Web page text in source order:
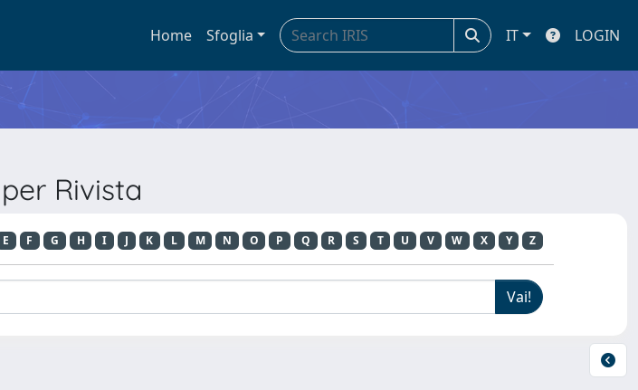
Home Sfoglia IT LOGIN
Rivista
E F G H I J K L M N O P Q R S T U V W X Y Z